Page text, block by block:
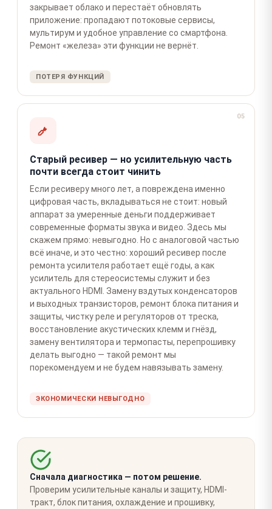
закрывает облако и перестаёт обновлять
приложение: пропадают потоковые сервисы,
мультирум и удобное управление со смартфона.
Ремонт «железа» эти функции не вернёт.
ПОТЕРЯ ФУНКЦИЙ
05
Старый ресивер — но усилительную часть
почти всегда стоит чинить
Если ресиверу много лет, а повреждена именно
цифровая часть, вкладываться не стоит: новый
аппарат за умеренные деньги поддерживает
современные форматы звука и видео. Здесь мы
скажем прямо: невыгодно. Но с аналоговой частью
всё иначе, и это честно: хороший ресивер после
ремонта усилителя работает ещё годы, а как
усилитель для стереосистемы служит и без
актуального HDMI. Замену вздутых конденсаторов
и выходных транзисторов, ремонт блока питания и
защиты, чистку реле и регуляторов от треска,
восстановление акустических клемм и гнёзд,
замену вентилятора и термопасты, перепрошивку
делать выгодно — такой ремонт мы
порекомендуем и не будем навязывать замену.
ЭКОНОМИЧЕСКИ НЕВЫГОДНО
Сначала диагностика — потом решение.
Проверим усилительные каналы и защиту, HDMI-
тракт, блок питания, охлаждение и прошивку,